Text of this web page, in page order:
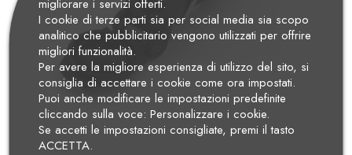
migliorare i servizi offerti.
I cookie di terze parti sia per social media sia scopo
analitico che pubblicitario vengono utilizzati per offrire
migliori funzionalità.
Per avere la migliore esperienza di utilizzo del sito, si
consiglia di accettare i cookie come ora impostati.
Puoi anche modificare le impostazioni predefinite
cliccando sulla voce: Personalizzare i cookie.
Se accetti le impostazioni consigliate, premi il tasto
ACCETTA.